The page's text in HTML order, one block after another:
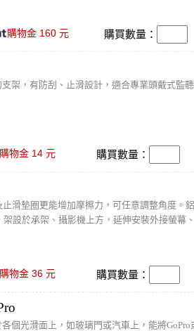
購物金 160元 購買數量：
架，有防刮、止滑設計，適合專業頭戴式監聽
購物金 14元 購買數量：
滑墊圈更能增加摩擦力，可任意調整角度。
設於承架、攝影機上方，延伸安裝外接螢幕
購物金 36元 購買數量：
個光滑面上，如玻璃門或汽車上，能將